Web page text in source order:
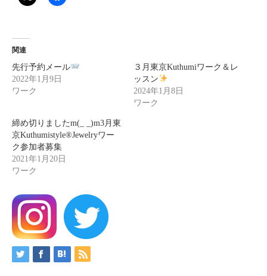
関連
先行予約メール
2022年1月9日
ワーク
３月東京Kuthumiワーク＆レ
ッスン
2024年1月8日
ワーク
締め切りましたm(_ _)m3月東
京Kuthumistyle®️Jewelryワー
ク参加者募集
2021年1月20日
ワーク